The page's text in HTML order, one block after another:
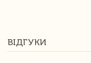
ВІДГУКИ